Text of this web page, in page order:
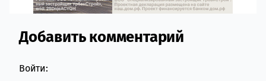
Comment section
Добавить комментарий
Войти: